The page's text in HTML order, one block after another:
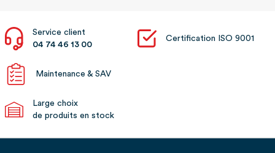
Service client
04 74 46 13 00
Certification ISO 9001
Maintenance & SAV
Large choix
de produits en stock